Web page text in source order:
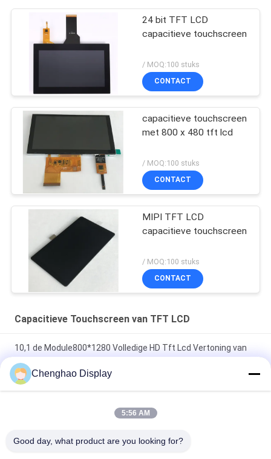
24 bit TFT LCD
capacitieve touchscreen
/ MOQ:100 stuks
CONTACT
capacitieve touchscreen
met 800 x 480 tft lcd
/ MOQ:100 stuks
CONTACT
MIPI TFT LCD
capacitieve touchscreen
/ MOQ:100 stuks
CONTACT
Capacitieve Touchscreen van TFT LCD
10,1 de Module800*1280 Volledige HD Tft Lcd Vertoning van
het duim Capacitieve Touche screen
3.5" CTP Industrial Capacitive Touch Screen 320x480
RGB Interface
Chenghao Display
5:56 AM
Good day, what product are you looking for?